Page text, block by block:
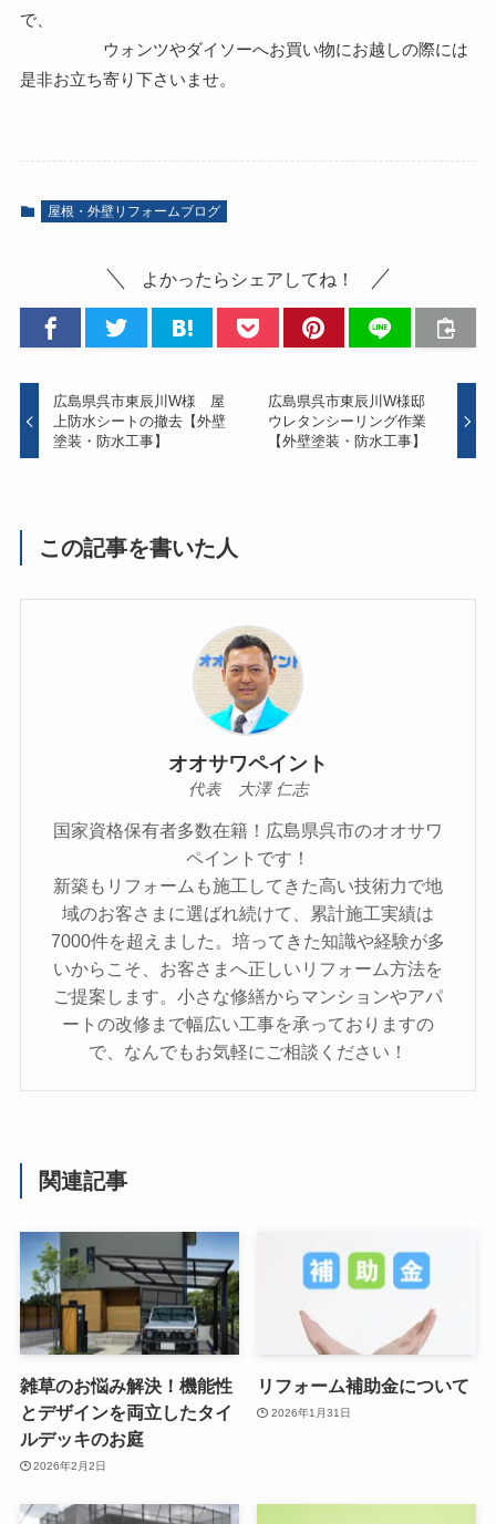
で、
ウォンツやダイソーへお買い物にお越しの際には
是非お立ち寄り下さいませ。
屋根・外壁リフォームブログ
よかったらシェアしてね！
広島県呉市東辰川W様 屋
上防水シートの撤去【外壁
塗装・防水工事】
広島県呉市東辰川W様邸
ウレタンシーリング作業
【外壁塗装・防水工事】
この記事を書いた人
オオサワペイント
代表 大澤 仁志
国家資格保有者多数在籍！広島県呉市のオオサワ
ペイントです！
新築もリフォームも施工してきた高い技術力で地
域のお客さまに選ばれ続けて、累計施工実績は
7000件を超えました。培ってきた知識や経験が多
いからこそ、お客さまへ正しいリフォーム方法を
ご提案します。小さな修繕からマンションやアパ
ートの改修まで幅広い工事を承っておりますの
で、なんでもお気軽にご相談ください！
関連記事
雑草のお悩み解決！機能性
とデザインを両立したタイ
ルデッキのお庭
2026年2月2日
リフォーム補助金について
2026年1月31日